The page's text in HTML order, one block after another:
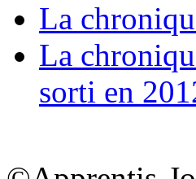
La
La
sorti en